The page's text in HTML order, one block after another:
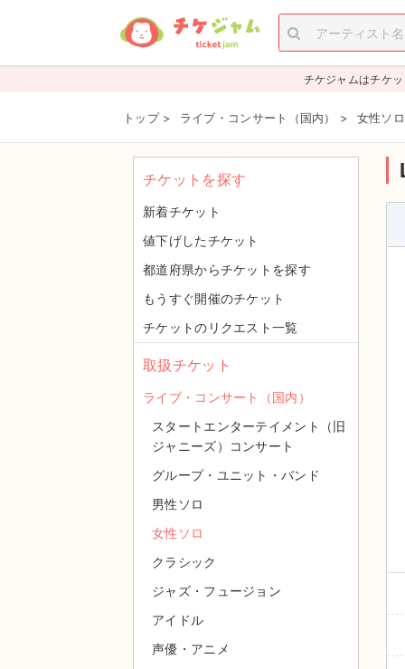
チケジャムはチケ
トップ > ライブ・コンサート（国内） > 女性ソロ
チケットを探す
新着チケット
値下げしたチケット
都道府県からチケットを探す
もうすぐ開催のチケット
チケットのリクエスト一覧
取扱チケット
ライブ・コンサート（国内）
スタートエンターテイメント（旧
ジャニーズ）コンサート
グループ・ユニット・バンド
男性ソロ
女性ソロ
クラシック
ジャズ・フュージョン
アイドル
声優・アニメ